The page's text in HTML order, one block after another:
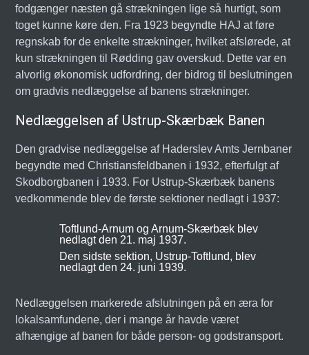
fodgænger næsten gå strækningen lige så hurtigt, som
toget kunne køre den. Fra 1923 begyndte HAJ at føre
regnskab for de enkelte strækninger, hvilket afslørede, at
kun strækningen til Rødding gav overskud. Dette var en
alvorlig økonomisk udfordring, der bidrog til beslutningen
om gradvis nedlæggelse af banens strækninger.
Nedlæggelsen af Ustrup-Skærbæk Banen
Den gradvise nedlæggelse af Haderslev Amts Jernbaner
begyndte med Christiansfeldbanen i 1932, efterfulgt af
Skodborgbanen i 1933. For Ustrup-Skærbæk banens
vedkommende blev de første sektioner nedlagt i 1937:
Toftlund-Arnum og Arnum-Skærbæk blev
nedlagt den 21. maj 1937.
Den sidste sektion, Ustrup-Toftlund, blev
nedlagt den 24. juni 1939.
Nedlæggelsen markerede afslutningen på en æra for
lokalsamfundene, der i mange år havde været
afhængige af banen for både person- og godstransport.